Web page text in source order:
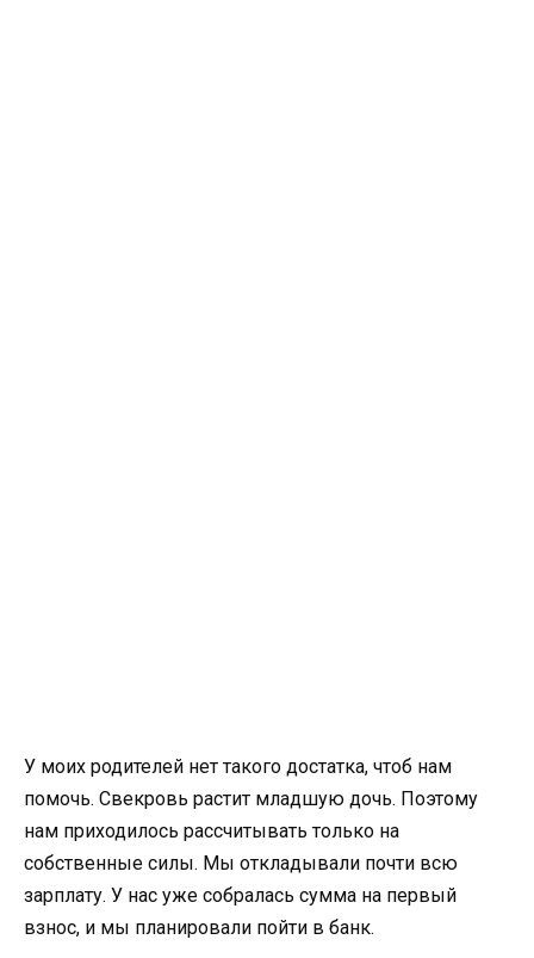
У моих родителей нет такого достатка, чтоб нам
помочь. Свекровь растит младшую дочь. Поэтому
нам приходилось рассчитывать только на
собственные силы. Мы откладывали почти всю
зарплату. У нас уже собралась сумма на первый
взнос, и мы планировали пойти в банк.